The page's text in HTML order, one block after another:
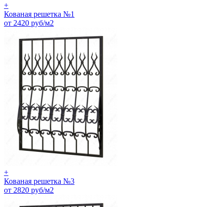
+
Кованая решетка №1
от 2420 руб/м2
+
Кованая решетка №3
от 2820 руб/м2